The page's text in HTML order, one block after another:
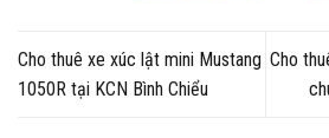
Cho thuê xe xúc lật mini Mustang
1050R tại KCN Bình Chiểu
Cho